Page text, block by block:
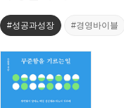
#성공과성장 #경영바이블